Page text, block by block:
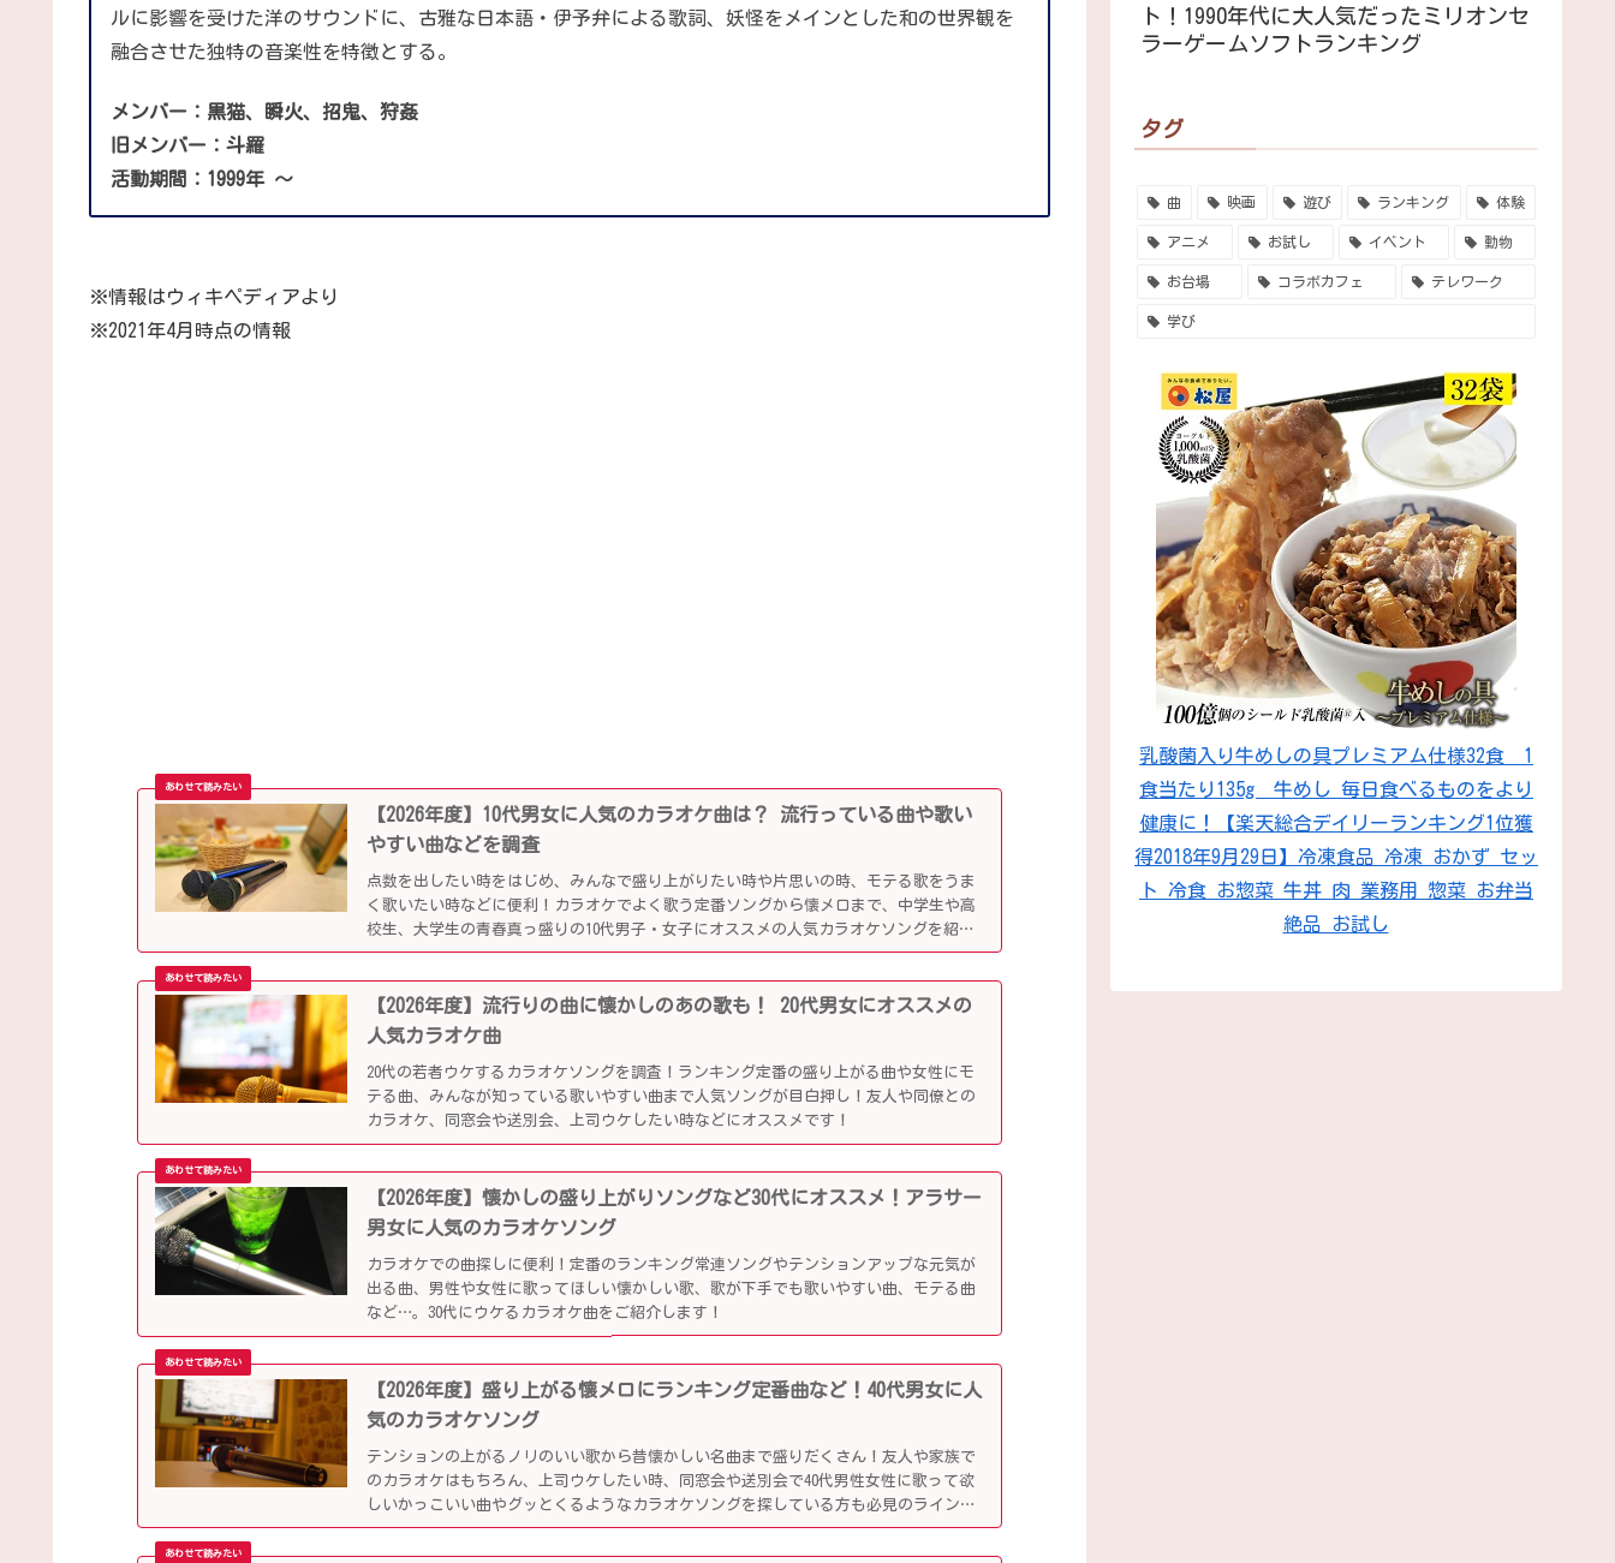
ルに影響を受けた洋のサウンドに、古雅な日本語・伊予弁による歌詞、妖怪をメインとした和の世界観を
融合させた独特の音楽性を特徴とする。
メンバー：黒猫、瞬火、招鬼、狩姦
旧メンバー：斗羅
活動期間：1999年 〜
※情報はウィキペディアより
※2021年4月時点の情報
【2026年度】10代男女に人気のカラオケ曲は？ 流行っている曲や歌い
やすい曲などを調査
点数を出したい時をはじめ、みんなで盛り上がりたい時や片思いの時、モテる歌をうま
く歌いたい時などに便利！カラオケでよく歌う定番ソングから懐メロまで、中学生や高
校生、大学生の青春真っ盛りの10代男子・女子にオススメの人気カラオケソングを紹介
していきます。
【2026年度】流行りの曲に懐かしのあの歌も！ 20代男女にオススメの
人気カラオケ曲
20代の若者ウケするカラオケソングを調査！ランキング定番の盛り上がる曲や女性にモ
テる曲、みんなが知っている歌いやすい曲まで人気ソングが目白押し！友人や同僚との
カラオケ、同窓会や送別会、上司ウケしたい時などにオススメです！
【2026年度】懐かしの盛り上がりソングなど30代にオススメ！アラサー
男女に人気のカラオケソング
カラオケでの曲探しに便利！定番のランキング常連ソングやテンションアップな元気が
出る曲、男性や女性に歌ってほしい懐かしい歌、歌が下手でも歌いやすい曲、モテる曲
など…。30代にウケるカラオケ曲をご紹介します！
【2026年度】盛り上がる懐メロにランキング定番曲など！40代男女に人
気のカラオケソング
テンションの上がるノリのいい歌から昔懐かしい名曲まで盛りだくさん！友人や家族で
のカラオケはもちろん、上司ウケしたい時、同窓会や送別会で40代男性女性に歌って欲
しいかっこいい曲やグッとくるようなカラオケソングを探している方も必見のラインナ
ップになっています！
ト！1990年代に大人気だったミリオンセ
ラーゲームソフトランキング
タグ
曲 映画 遊び ランキング 体験
アニメ お試し イベント 動物
お台場 コラボカフェ テレワーク
学び
乳酸菌入り牛めしの具プレミアム仕様32食 1
食当たり135g 牛めし 毎日食べるものをより
健康に！【楽天総合デイリーランキング1位獲
得2018年9月29日】冷凍食品 冷凍 おかず セッ
ト 冷食 お惣菜 牛丼 肉 業務用 惣菜 お弁当
絶品 お試し